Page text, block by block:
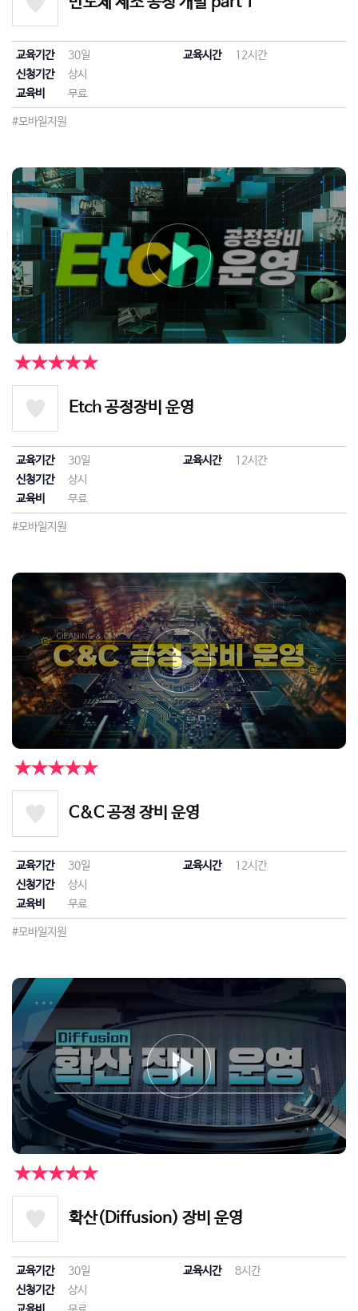
교육기간 30일 교육시간
12시간
신청기간
상시
교육비
무료
#모바일지원
★★★★★
Etch 공정장비 운영
교육기간 30일 교육시간
12시간
신청기간
상시
교육비
무료
#모바일지원
★★★★★
C&C 공정 장비 운영
교육기간 30일 교육시간
12시간
신청기간
상시
교육비
무료
#모바일지원
★★★★★
확산(Diffusion) 장비 운영
교육기간 30일 교육시간
8시간
신청기간
상시